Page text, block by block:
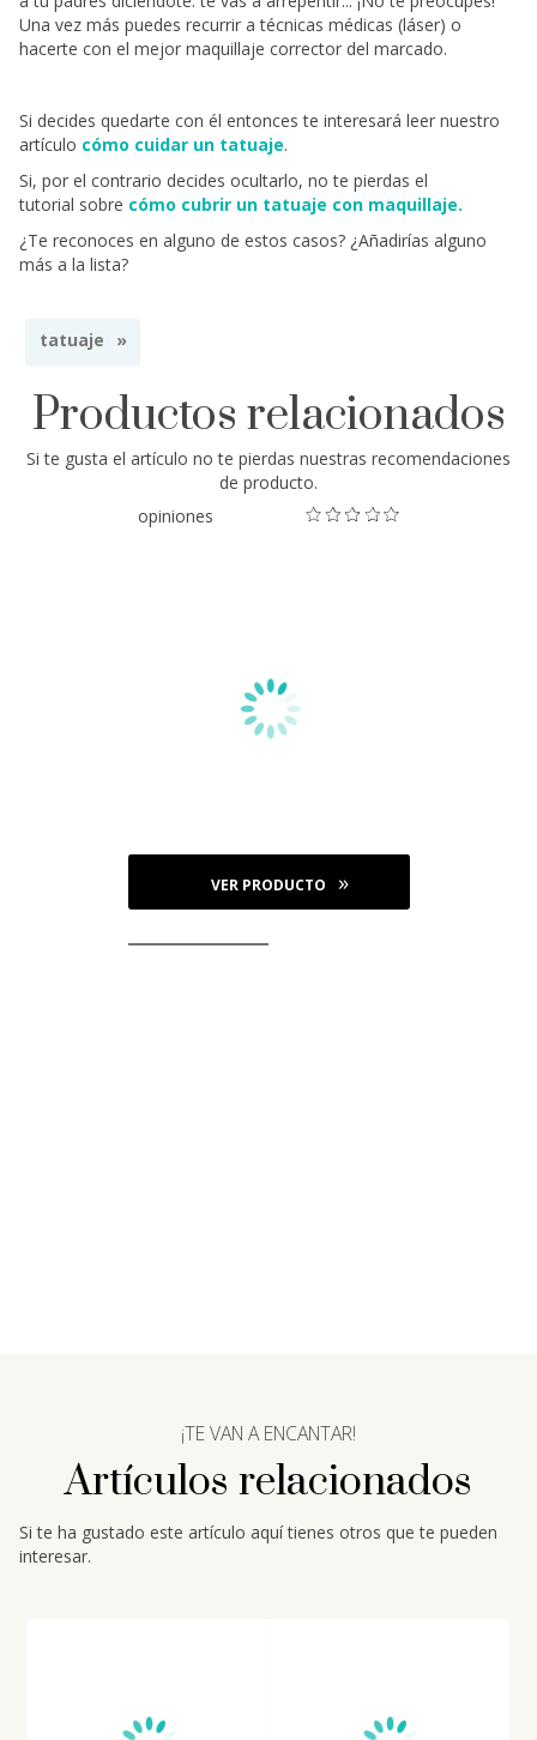
Una vez más puedes recurrir a técnicas médicas (láser) o
hacerte con el mejor maquillaje corrector del marcado.
Si decides quedarte con él entonces te interesará leer nuestro
artículo cómo cuidar un tatuaje.
Si, por el contrario decides ocultarlo, no te pierdas el
tutorial sobre cómo cubrir un tatuaje con maquillaje.
¿Te reconoces en alguno de estos casos? ¿Añadirías alguno
más a la lista?
tatuaje
Productos relacionados
Si te gusta el artículo no te pierdas nuestras recomendaciones
de producto.
opiniones
VER PRODUCTO
¡TE VAN A ENCANTAR!
Artículos relacionados
Si te ha gustado este artículo aquí tienes otros que te pueden
interesar.